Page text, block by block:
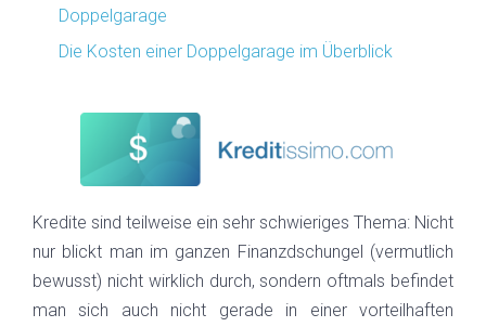
Doppelgarage
Die Kosten einer Doppelgarage im Überblick
Kredite sind teilweise ein sehr schwieriges Thema: Nicht
nur blickt man im ganzen Finanzdschungel (vermutlich
bewusst) nicht wirklich durch, sondern oftmals befindet
man sich auch nicht gerade in einer vorteilhaften